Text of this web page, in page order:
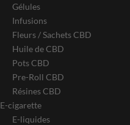
Gélules
Infusions
Fleurs / Sachets CBD
Huile de CBD
Pots CBD
Pre-Roll CBD
Résines CBD
E-cigarette
E-liquides